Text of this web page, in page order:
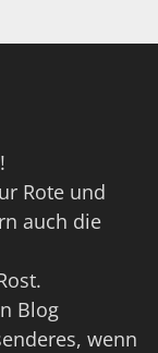
Rote und
auch die
Blog
wenn